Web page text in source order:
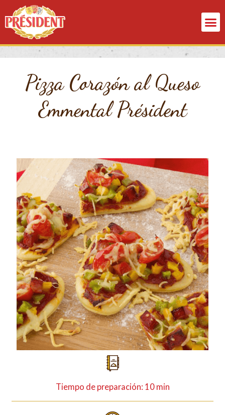
contenido
Pizza Corazón al Queso
Emmental Président
Tiempo de preparación: 10 min